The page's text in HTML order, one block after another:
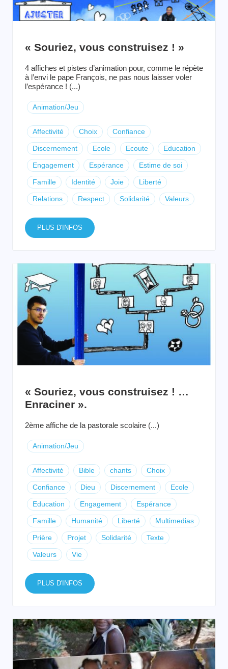
« Souriez, vous construisez ! »
4 affiches et pistes d’animation pour, comme le répète
à l’envi le pape François, ne pas nous laisser voler
l’espérance ! (...)
Animation/Jeu
Affectivité Choix Confiance
Discernement Ecole Ecoute Education
Engagement Espérance Estime de soi
Famille Identité Joie Liberté
Relations Respect Solidarité Valeurs
PLUS D'INFOS
« Souriez, vous construisez ! …
Enraciner ».
2ème affiche de la pastorale scolaire (...)
Animation/Jeu
Affectivité Bible chants Choix
Confiance Dieu Discernement Ecole
Education Engagement Espérance
Famille Humanité Liberté Multimedias
Prière Projet Solidarité Texte
Valeurs Vie
PLUS D'INFOS